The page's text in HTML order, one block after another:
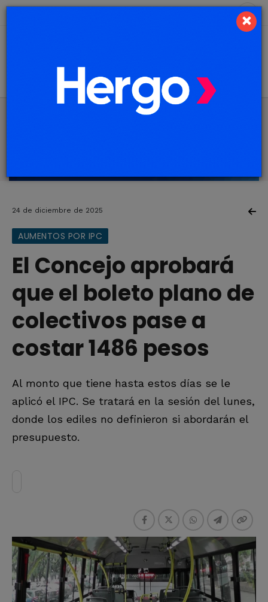
24 de diciembre de 2025
AUMENTOS POR IPC
El Concejo aprobará
que el boleto plano de
colectivos pase a
costar 1486 pesos
Al monto que tiene hasta estos días se le
aplicó el IPC. Se tratará en la sesión del lunes,
donde los ediles no definieron si abordarán el
presupuesto.
×